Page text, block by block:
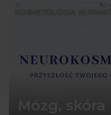
KOSMETOLOGIA W
Mózg,